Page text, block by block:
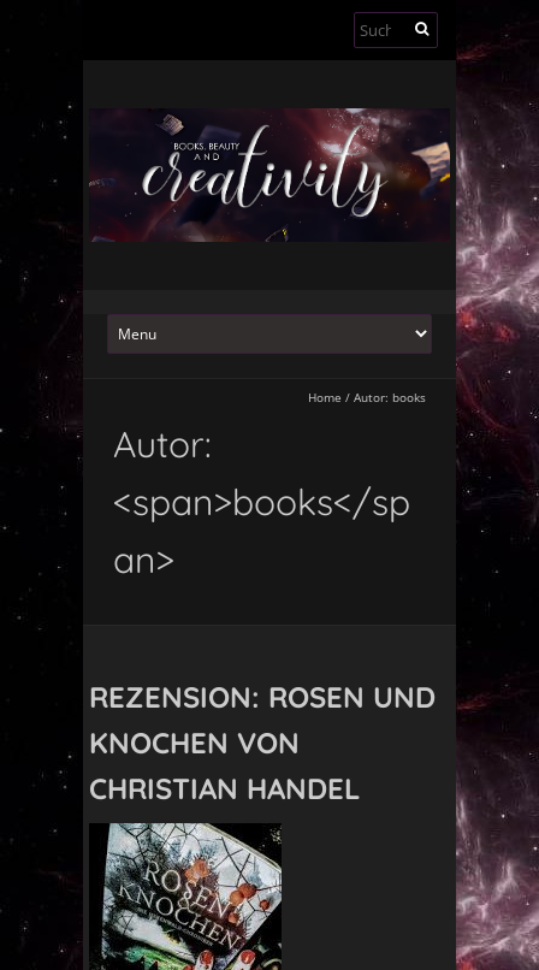
Suchen
nach:
Home / Autor: books
Autor:
<span>books</sp
an>
REZENSION: ROSEN UND
KNOCHEN VON
CHRISTIAN HANDEL